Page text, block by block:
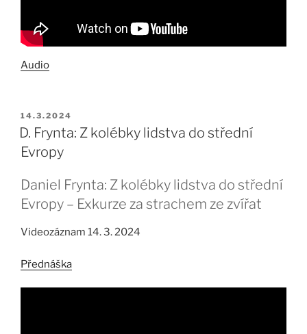
Audio
PUBLIKOVÁNO
14.3.2024
D. Frynta: Z kolébky lidstva do střední
Evropy
Daniel Frynta: Z kolébky lidstva do střední
Evropy – Exkurze za strachem ze zvířat
Videozáznam 14. 3. 2024
Přednáška